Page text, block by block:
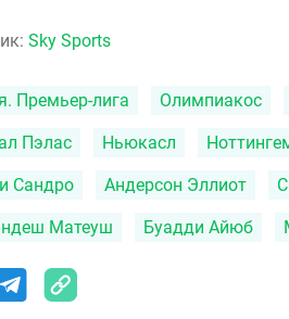
Sky Sports
Премьер-лига Олимпиакос
Пэлас Ньюкасл
Сандро Андерсон Эллиот
Матеуш Буадди Айюб